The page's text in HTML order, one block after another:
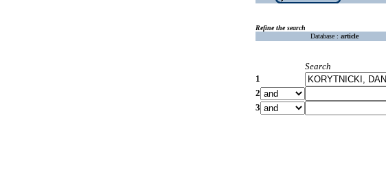
Refine the search
Database : article
Search
1
2
3